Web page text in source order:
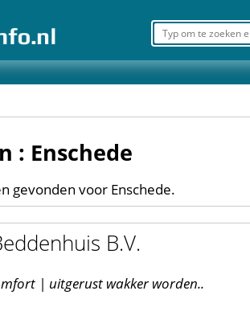
: Enschede
gevonden voor Enschede.
B.V.
| uitgerust wakker worden..